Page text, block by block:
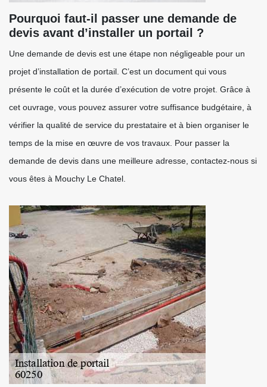
Pourquoi faut-il passer une demande de
devis avant d’installer un portail ?
Une demande de devis est une étape non négligeable pour un
projet d’installation de portail. C’est un document qui vous
présente le coût et la durée d’exécution de votre projet. Grâce à
cet ouvrage, vous pouvez assurer votre suffisance budgétaire, à
vérifier la qualité de service du prestataire et à bien organiser le
temps de la mise en œuvre de vos travaux. Pour passer la
demande de devis dans une meilleure adresse, contactez-nous si
vous êtes à Mouchy Le Chatel.